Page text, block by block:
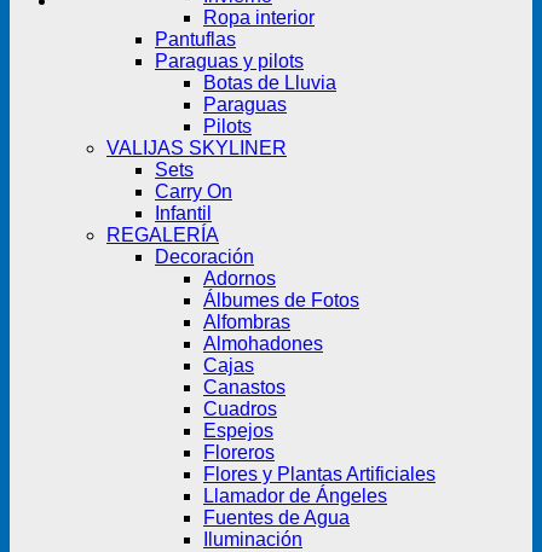
Ropa interior
Pantuflas
Paraguas y pilots
Botas de Lluvia
Paraguas
Pilots
VALIJAS SKYLINER
Sets
Carry On
Infantil
REGALERÍA
Decoración
Adornos
Álbumes de Fotos
Alfombras
Almohadones
Cajas
Canastos
Cuadros
Espejos
Floreros
Flores y Plantas Artificiales
Llamador de Ángeles
Fuentes de Agua
Iluminación